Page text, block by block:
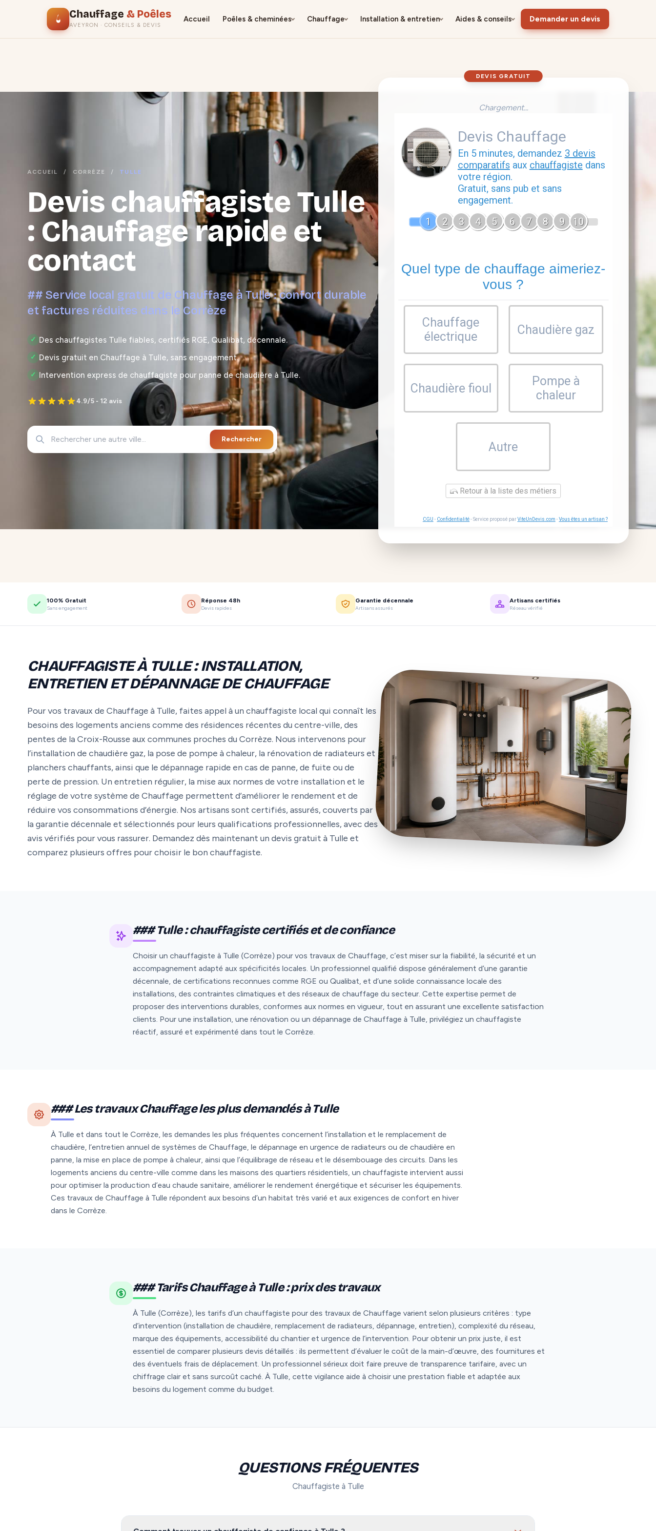
Chauffage & Poêles
AVEYRON · CONSEILS & DEVIS
Accueil Poêles & cheminées Chauffage Installation & entretien Aides & conseils Demander un devis
ACCUEIL / CORRÈZE / TULLE
Devis chauffagiste Tulle
: Chauffage rapide et
contact
## Service local gratuit de Chauffage à Tulle : confort durable
et factures réduites dans le Corrèze
✓ Des chauffagistes Tulle fiables, certifiés RGE, Qualibat, décennale.
✓ Devis gratuit en Chauffage à Tulle, sans engagement.
✓ Intervention express de chauffagiste pour panne de chaudière à Tulle.
4.9/5 - 12 avis
Rechercher
DEVIS GRATUIT
Chargement...
Devis Chauffage
En 5 minutes, demandez 3 devis
comparatifs aux chauffagiste dans
votre région.
Gratuit, sans pub et sans
engagement.
1
2 3 4 5 6 7 8 9 10
Quel type de chauffage aimeriez-
vous ?
Chauffage
électrique
Chaudière gaz
Chaudière fioul
Pompe à
chaleur
Autre
Retour à la liste des métiers
CGU - Confidentialité- Service proposé parViteUnDevis.com -Vous êtes un artisan ?
100% Gratuit
Sans engagement
Réponse 48h
Devis rapides
Garantie décennale
Artisans assurés
Artisans certifiés
Réseau vérifié
CHAUFFAGISTE À TULLE : INSTALLATION,
ENTRETIEN ET DÉPANNAGE DE CHAUFFAGE
Pour vos travaux de Chauffage à Tulle, faites appel à un chauffagiste local qui connaît les
besoins des logements anciens comme des résidences récentes du centre-ville, des
pentes de la Croix-Rousse aux communes proches du Corrèze. Nous intervenons pour
l’installation de chaudière gaz, la pose de pompe à chaleur, la rénovation de radiateurs et
planchers chauffants, ainsi que le dépannage rapide en cas de panne, de fuite ou de
perte de pression. Un entretien régulier, la mise aux normes de votre installation et le
réglage de votre système de Chauffage permettent d’améliorer le rendement et de
réduire vos consommations d’énergie. Nos artisans sont certifiés, assurés, couverts par
la garantie décennale et sélectionnés pour leurs qualifications professionnelles, avec des
avis vérifiés pour vous rassurer. Demandez dès maintenant un devis gratuit à Tulle et
comparez plusieurs offres pour choisir le bon chauffagiste.
### Tulle : chauffagiste certifiés et de confiance
Choisir un chauffagiste à Tulle (Corrèze) pour vos travaux de Chauffage, c’est miser sur la fiabilité, la sécurité et un
accompagnement adapté aux spécificités locales. Un professionnel qualifié dispose généralement d’une garantie
décennale, de certifications reconnues comme RGE ou Qualibat, et d’une solide connaissance locale des
installations, des contraintes climatiques et des réseaux de chauffage du secteur. Cette expertise permet de
proposer des interventions durables, conformes aux normes en vigueur, tout en assurant une excellente satisfaction
clients. Pour une installation, une rénovation ou un dépannage de Chauffage à Tulle, privilégiez un chauffagiste
réactif, assuré et expérimenté dans tout le Corrèze.
### Les travaux Chauffage les plus demandés à Tulle
À Tulle et dans tout le Corrèze, les demandes les plus fréquentes concernent l’installation et le remplacement de
chaudière, l’entretien annuel de systèmes de Chauffage, le dépannage en urgence de radiateurs ou de chaudière en
panne, la mise en place de pompe à chaleur, ainsi que l’équilibrage de réseau et le désembouage des circuits. Dans les
logements anciens du centre-ville comme dans les maisons des quartiers résidentiels, un chauffagiste intervient aussi
pour optimiser la production d’eau chaude sanitaire, améliorer le rendement énergétique et sécuriser les équipements.
Ces travaux de Chauffage à Tulle répondent aux besoins d’un habitat très varié et aux exigences de confort en hiver
dans le Corrèze.
### Tarifs Chauffage à Tulle : prix des travaux
À Tulle (Corrèze), les tarifs d’un chauffagiste pour des travaux de Chauffage varient selon plusieurs critères : type
d’intervention (installation de chaudière, remplacement de radiateurs, dépannage, entretien), complexité du réseau,
marque des équipements, accessibilité du chantier et urgence de l’intervention. Pour obtenir un prix juste, il est
essentiel de comparer plusieurs devis détaillés : ils permettent d’évaluer le coût de la main-d’œuvre, des fournitures et
des éventuels frais de déplacement. Un professionnel sérieux doit faire preuve de transparence tarifaire, avec un
chiffrage clair et sans surcoût caché. À Tulle, cette vigilance aide à choisir une prestation fiable et adaptée aux
besoins du logement comme du budget.
QUESTIONS FRÉQUENTES
Chauffagiste à Tulle